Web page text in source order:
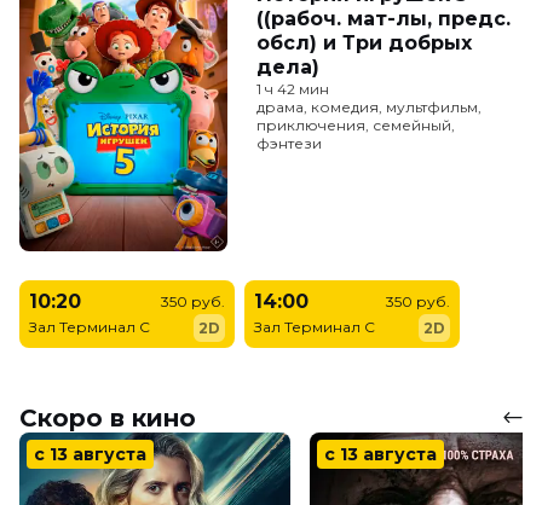
((рабоч. мат-лы, предс.
обсл) и Три добрых
дела)
1 ч 42 мин
драма, комедия, мультфильм,
приключения, семейный,
фэнтези
10:20
Зал Терминал C
350 руб.
2D
14:00
Зал Терминал C
350 руб.
2D
Скоро в кино
с 13 августа с 13 августа